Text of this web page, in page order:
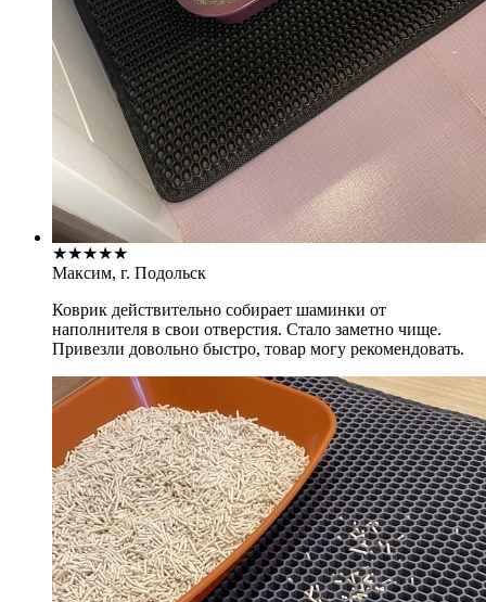
★★★★★
Максим, г. Подольск
Коврик действительно собирает шаминки от
наполнителя в свои отверстия. Стало заметно чище.
Привезли довольно быстро, товар могу рекомендовать.